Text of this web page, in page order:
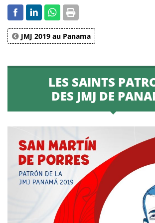
JMJ 2019 au Panama
LES SAINTS
DES JMJ DE